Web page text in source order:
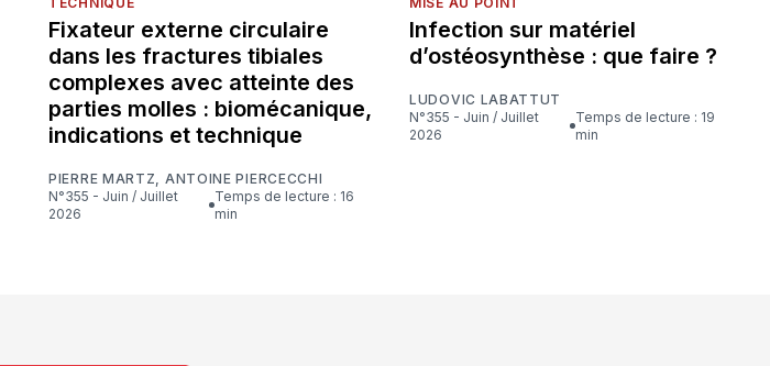
Fixateur externe circulaire
dans les fractures tibiales
complexes avec atteinte des
parties molles : biomécanique,
indications et technique
PIERRE MARTZ
ANTOINE PIERCECCHI
N°355 - Juin / Juillet
2026
Temps de lecture : 16
min
Infection sur matériel
d’ostéosynthèse : que faire ?
LUDOVIC LABATTUT
N°355 - Juin / Juillet
2026
Temps de lecture : 19
min